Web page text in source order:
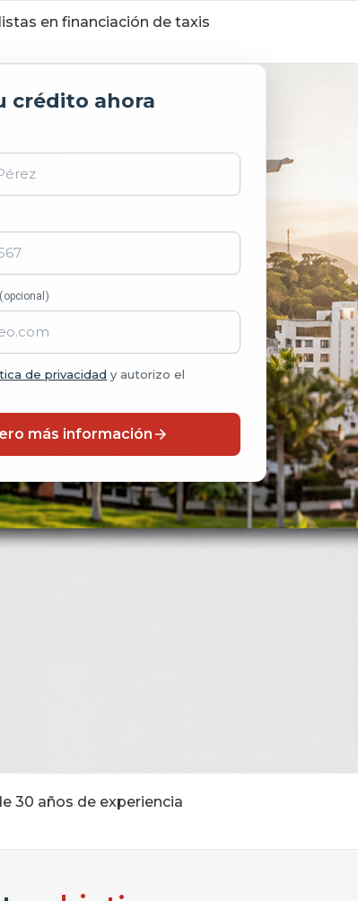
en financiación de taxis
crédito ahora
(opcional)
de privacidad y autorizo el
más información
30 años de experiencia